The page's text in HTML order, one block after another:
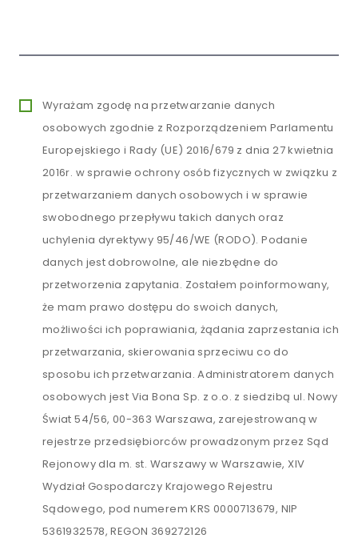
Wyrażam zgodę na przetwarzanie danych
osobowych zgodnie z Rozporządzeniem Parlamentu
Europejskiego i Rady (UE) 2016/679 z dnia 27 kwietnia
2016r. w sprawie ochrony osób fizycznych w związku z
przetwarzaniem danych osobowych i w sprawie
swobodnego przepływu takich danych oraz
uchylenia dyrektywy 95/46/WE (RODO). Podanie
danych jest dobrowolne, ale niezbędne do
przetworzenia zapytania. Zostałem poinformowany,
że mam prawo dostępu do swoich danych,
możliwości ich poprawiania, żądania zaprzestania ich
przetwarzania, skierowania sprzeciwu co do
sposobu ich przetwarzania. Administratorem danych
osobowych jest Via Bona Sp. z o.o. z siedzibą ul. Nowy
Świat 54/56, 00-363 Warszawa, zarejestrowaną w
rejestrze przedsiębiorców prowadzonym przez Sąd
Rejonowy dla m. st. Warszawy w Warszawie, XIV
Wydział Gospodarczy Krajowego Rejestru
Sądowego, pod numerem KRS 0000713679, NIP
5361932578, REGON 369272126